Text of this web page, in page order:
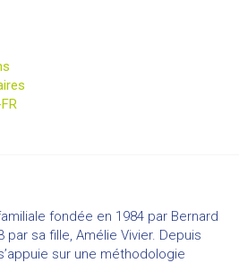
fondée en 1984 par Bernard
par sa fille, Amélie Vivier. Depuis
sur une méthodologie